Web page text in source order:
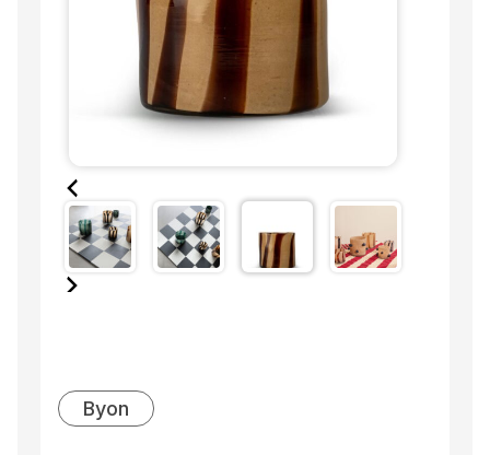
Byon